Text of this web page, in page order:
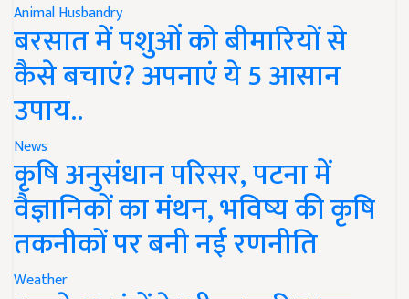
Animal Husbandry
बरसात में पशुओं को बीमारियों से
कैसे बचाएं? अपनाएं ये 5 आसान
उपाय..
News
कृषि अनुसंधान परिसर, पटना में
वैज्ञानिकों का मंथन, भविष्य की कृषि
तकनीकों पर बनी नई रणनीति
Weather